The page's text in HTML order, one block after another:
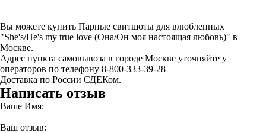
Вы можете купить Парные свитшоты для влюбленных
"She's/He's my true love (Она/Он моя настоящая любовь)" в
Москве.
Адрес пункта самовывоза в городе Москве уточняйте у
операторов по телефону 8-800-333-39-28
Доставка по России СДЕКом.
Написать отзыв
Ваше Имя:
Ваш отзыв: